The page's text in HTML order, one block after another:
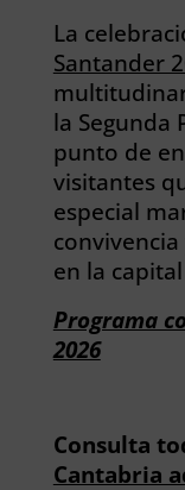
La
Santander
la Segunda
punto de
visitantes
especial
en la
Programa
2026
Consulta
Cantabria